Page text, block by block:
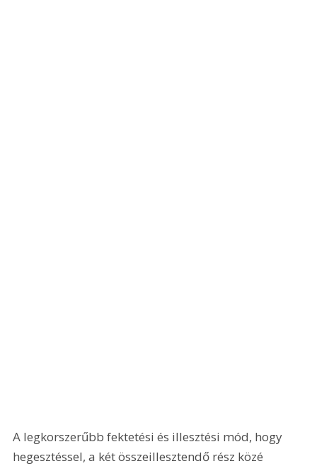
A legkorszerűbb fektetési és illesztési mód, hogy
hegesztéssel, a két összeillesztendő rész közé